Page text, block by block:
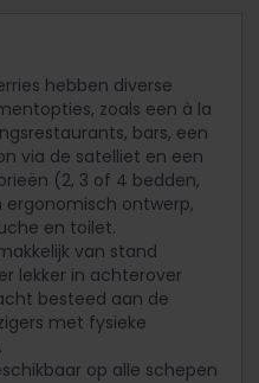
hebben diverse
zoals een à la
bars, een
via de satelliet en een
(2, 3 of 4 bedden,
ontwerp,
en toilet.
van stand
lekker in achterover
besteed aan de
met fysieke
op alle schepen